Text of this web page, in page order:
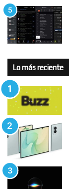
Lo más reciente